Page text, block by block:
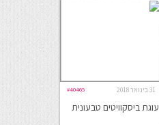
31 בינואר 2018 #40465
עוגת ביסקוויטים טבעונית